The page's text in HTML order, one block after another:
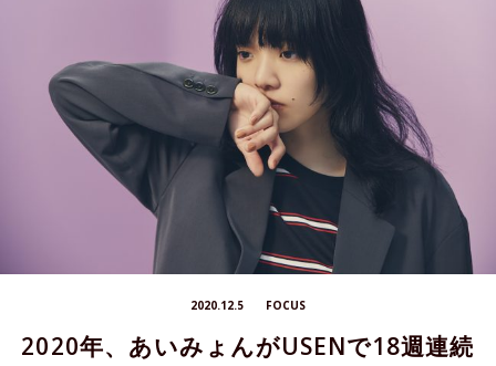
2020.12.5 FOCUS
2020年、あいみょんがUSENで18週連続